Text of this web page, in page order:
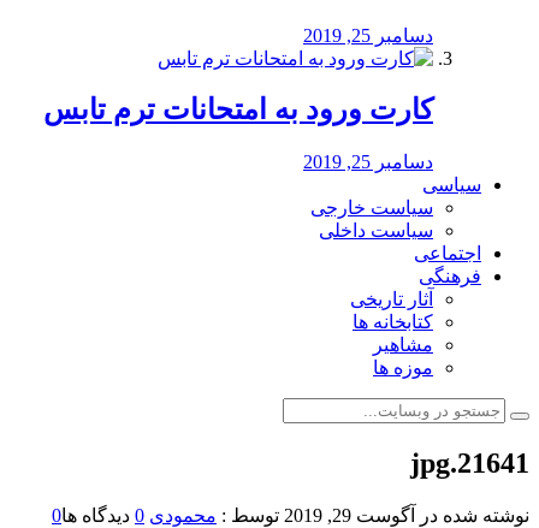
دسامبر 25, 2019
کارت ورود به امتحانات ترم تابس
دسامبر 25, 2019
سیاسی
سیاست خارجی
سیاست داخلی
اجتماعی
فرهنگی
آثار تاریخی
کتابخانه ها
مشاهیر
موزه ها
21641.jpg
نوشته شده در آگوست 29, 2019 توسط : محمودی 0 دیدگاه ها0